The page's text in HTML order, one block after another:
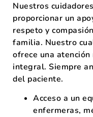
Nuestros
proporcionar un
respeto y
familia. Nuestro
ofrece una
integral. Siempre
del paciente.
Acceso a un
enfermeras,